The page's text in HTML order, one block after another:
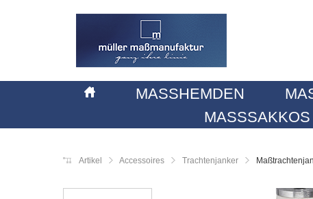
MASSHEMDEN
MASSSAKKOS
Artikel Accessoires Trachtenjanker